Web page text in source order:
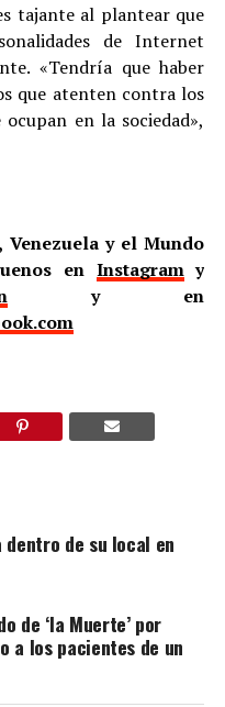
tajante al plantear que
de Internet
«Tendría que haber
que atenten contra los
en la sociedad»,
Venezuela y el Mundo
en Instagramy
y en
de su local en
de ‘la Muerte’ por
a los pacientes de un